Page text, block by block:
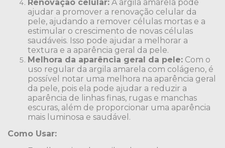
Renovação celular: A argila amarela pode
ajudar a promover a renovação celular da
pele, ajudando a remover células mortas e a
estimular o crescimento de novas células
saudáveis. Isso pode ajudar a melhorar a
textura e a aparência geral da pele.
Melhora da aparência geral da pele: Com o
uso regular da argila amarela com colágeno, é
possível notar uma melhora na aparência geral
da pele, pois ela pode ajudar a reduzir a
aparência de linhas finas, rugas e manchas
escuras, além de proporcionar uma aparência
mais luminosa e saudável.
Como Usar: